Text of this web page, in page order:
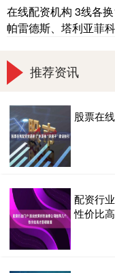
在线配资机构 3线各
帕雷德斯、塔利亚菲科
推荐资讯
股票在
配资行
性价比